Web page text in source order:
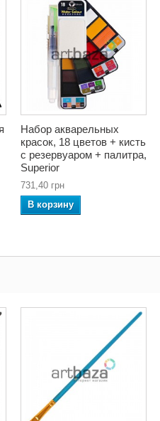
Набор акварельных
красок, 18 цветов + кисть
с резервуаром + палитра,
Superior
731,40 грн
В корзину